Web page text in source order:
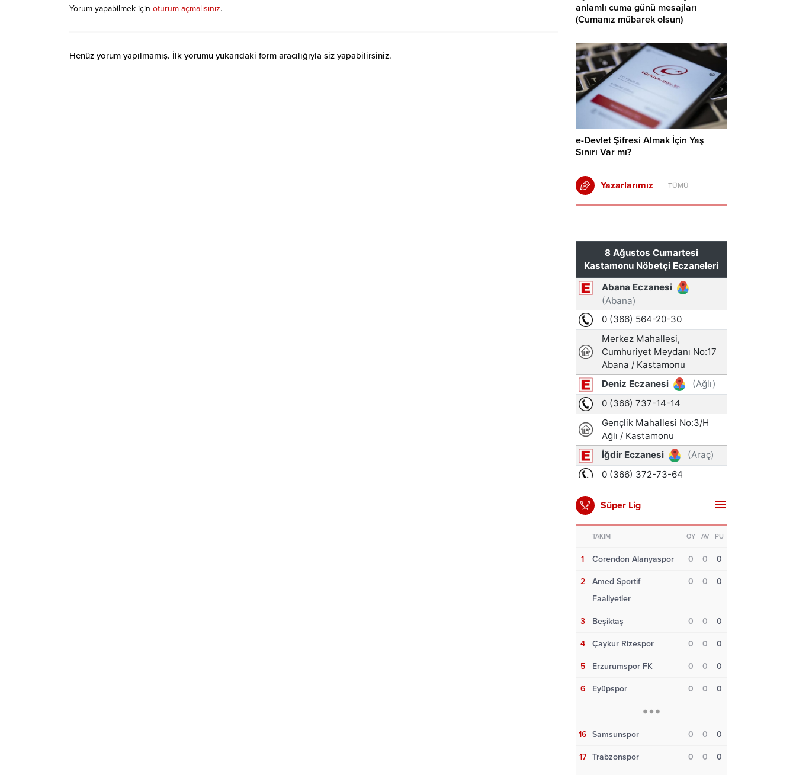
Yorum yapabilmek için oturum açmalısınız.
Henüz yorum yapılmamış. İlk yorumu yukarıdaki form aracılığıyla siz yapabilirsiniz.
anlamlı cuma günü mesajları
(Cumanız mübarek olsun)
e-Devlet Şifresi Almak İçin Yaş
Sınırı Var mı?
Yazarlarımız TÜMÜ
Süper Lig
TAKIM OY AV PU
1 Corendon Alanyaspor 0 0 0
2
Amed Sportif
Faaliyetler
0 0 0
3 Beşiktaş 0 0 0
4 Çaykur Rizespor 0 0 0
5 Erzurumspor FK 0 0 0
6 Eyüpspor 0 0 0
16 Samsunspor 0 0 0
17 Trabzonspor 0 0 0